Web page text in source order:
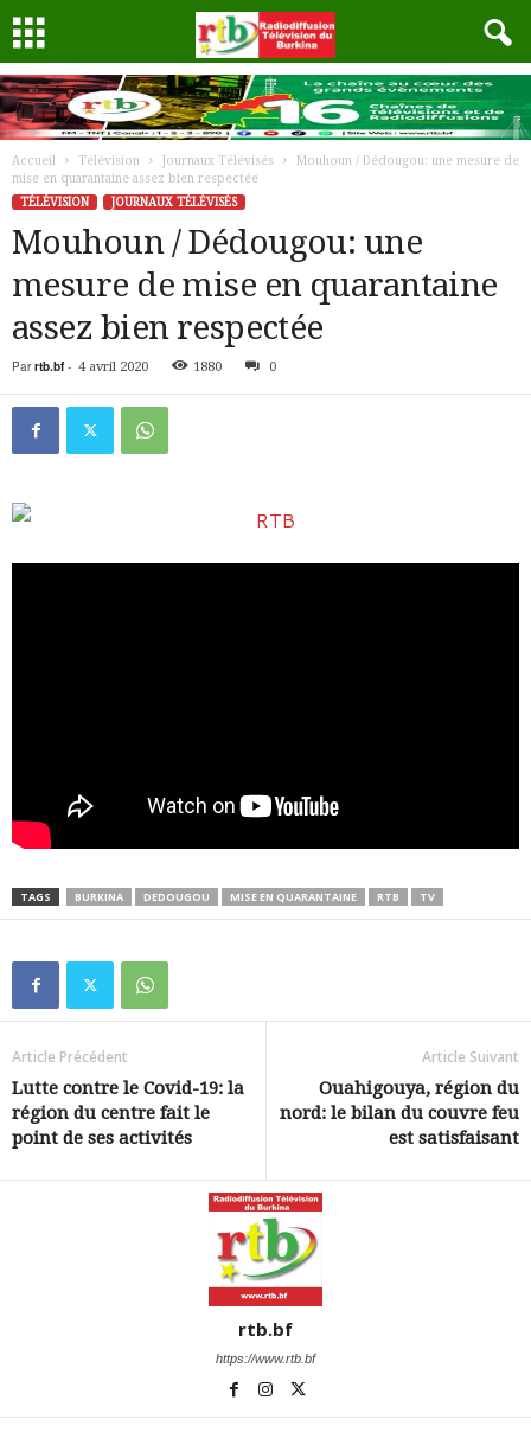
Accueil Télévision Journaux Télévisés
Mouhoun / Dédougou: une mesure de
mise en quarantaine assez bien respectée
TÉLÉVISION
JOURNAUX TÉLÉVISÉS
Mouhoun / Dédougou: une
mesure de mise en quarantaine
assez bien respectée
Par rtb.bf- 4 avril 2020 1880 0
TAGS BURKINA DEDOUGOU MISE EN QUARANTAINE RTB TV
Article Précédent
Lutte contre le Covid-19: la
région du centre fait le
point de ses activités
Article Suivant
Ouahigouya, région du
nord: le bilan du couvre feu
est satisfaisant
rtb.bf
https://www.rtb.bf